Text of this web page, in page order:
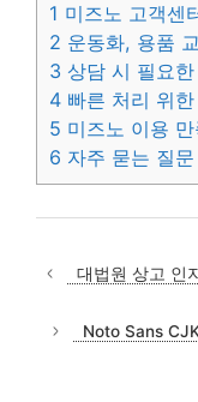
1 미즈노 고객센
2 운동화, 용품
3 상담 시 필요
4 빠른 처리 위
5 미즈노 이용
6 자주 묻는 질문
대법원 상고 인
Noto Sans